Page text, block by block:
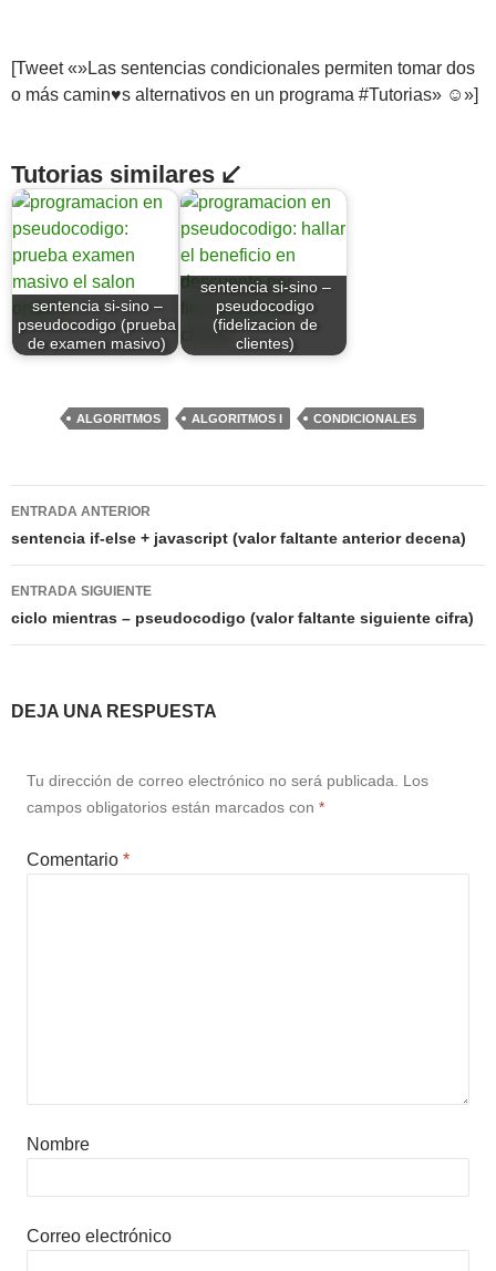
[Tweet «»Las sentencias condicionales permiten tomar dos
o más camin♥s alternativos en un programa #Tutorias» ☺»]
Tutorias similares ↙
sentencia si-sino –
pseudocodigo (prueba
de examen masivo)
sentencia si-sino –
pseudocodigo
(fidelizacion de
clientes)
ALGORITMOS ALGORITMOS I CONDICIONALES
Navegación
de
entradas
ENTRADA ANTERIOR
sentencia if-else + javascript (valor faltante anterior decena)
ENTRADA SIGUIENTE
ciclo mientras – pseudocodigo (valor faltante siguiente cifra)
DEJA UNA RESPUESTA
Tu dirección de correo electrónico no será publicada.
Los
campos obligatorios están marcados con *
Comentario *
Nombre
Correo electrónico